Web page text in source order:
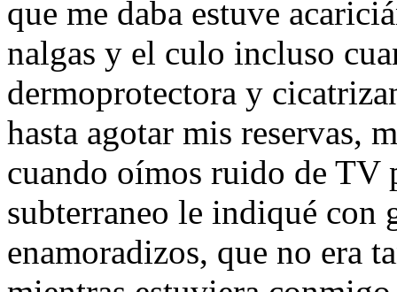
que me daba estuve
nalgas y el culo incluso
dermoprotectora y
hasta agotar mis reservas,
cuando oímos ruido de TV
subterraneo le indiqué con
enamoradizos, que no era